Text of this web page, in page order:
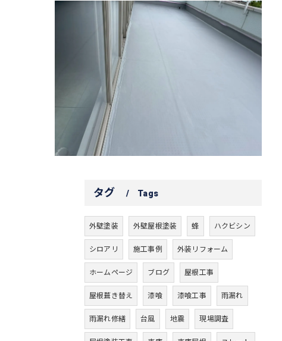
タグ Tags
外壁塗装 外壁屋根塗装 蜂 ハクビシン
シロアリ 施工事例 外装リフォーム
ホームページ ブログ 屋根工事
屋根葺き替え 漆喰 漆喰工事 雨漏れ
雨漏れ修繕 台風 地震 現場調査